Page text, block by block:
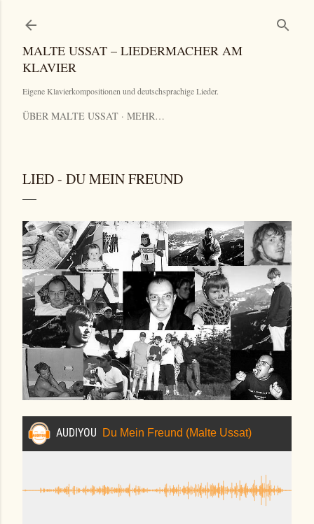
MALTE USSAT – LIEDERMACHER AM
KLAVIER
Eigene Klavierkompositionen und deutschsprachige Lieder.
ÜBER MALTE USSAT MEHR…
LIED - DU MEIN FREUND